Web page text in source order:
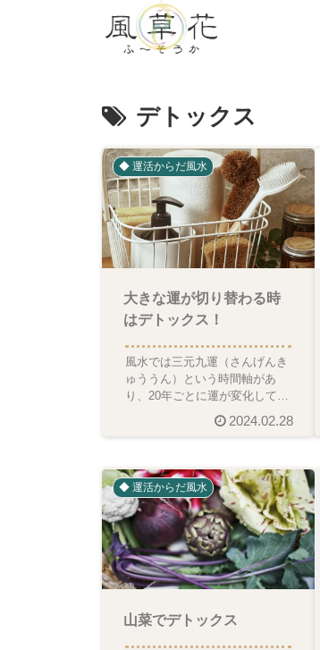
デトックス
◆ 運活からだ風水
大きな運が切り替わる時
はデトックス！
風水では三元九運（さんげんき
ゅううん）という時間軸があ
り、20年ごとに運が変化してい
きます。今年、2024年は、第8
運から第9運期に切り
2024.02.28
◆ 運活からだ風水
山菜でデトックス